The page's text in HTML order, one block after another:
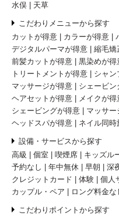
水俣
天草
こだわりメニューから探す
カットが得意
カラーが得意
デジタルパーマが得意
縮毛矯
前髪カットが得意
黒染めが得
トリートメントが得意
シャン
マッサージが得意
シェービン
ヘアセットが得意
メイクが得
シェービングが得意
マッサー
ヘッドスパが得意
ネイル同時
設備・サービスから探す
高級
個室 喫煙席 キッズル
予約なし
年中無休 早朝 深
クレジットカード
体験
個人
カップル・ペア
ロング料金な
こだわりポイントから探す